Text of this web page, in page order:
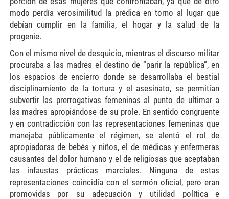
modo perdía verosimilitud la prédica en torno al lugar que
debían cumplir en la familia, el hogar y la salud de la
progenie.
Con el mismo nivel de desquicio, mientras el discurso militar
procuraba a las madres el destino de “parir la república”, en
los espacios de encierro donde se desarrollaba el bestial
disciplinamiento de la tortura y el asesinato, se permitían
subvertir las prerrogativas femeninas al punto de ultimar a
las madres apropiándose de su prole. En sentido congruente
y en contradicción con las representaciones femeninas que
manejaba públicamente el régimen, se alentó el rol de
apropiadoras de bebés y niños, el de médicas y enfermeras
causantes del dolor humano y el de religiosas que aceptaban
las infaustas prácticas marciales. Ninguna de estas
representaciones coincidía con el sermón oficial, pero eran
promovidas por su adecuación y utilidad política e